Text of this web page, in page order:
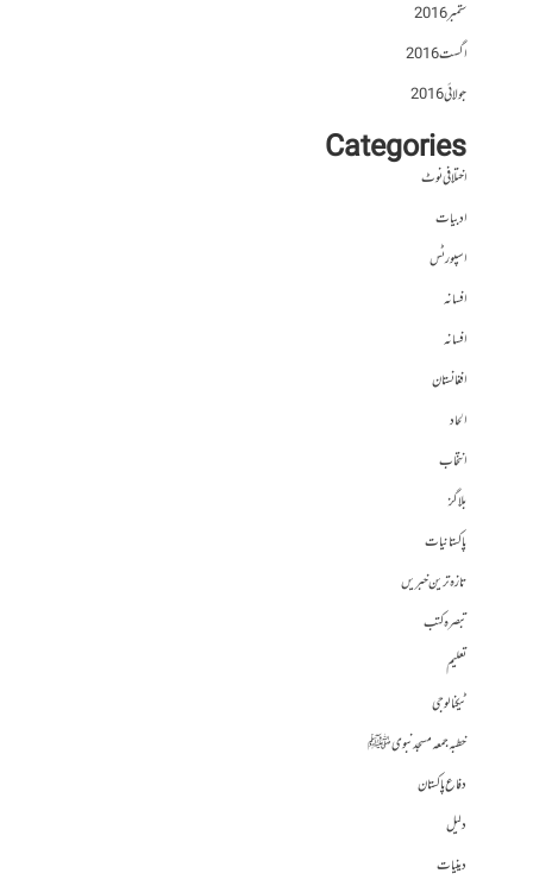
ستمبر 2016
اگست 2016
جولائی 2016
Categories
اختلافی نوٹ
ادبیات
اسپورٹس
افسانہ
افسانہ
افغانستان
الحاد
انتخاب
بلاگز
پاکستانیات
تازہ ترین خبریں
تبصرہ کتب
تعلیم
ٹیکنالوجی
خطبہ جمعہ مسجد نبوی ﷺ
دفاع پاکستان
دلیل
دینیات